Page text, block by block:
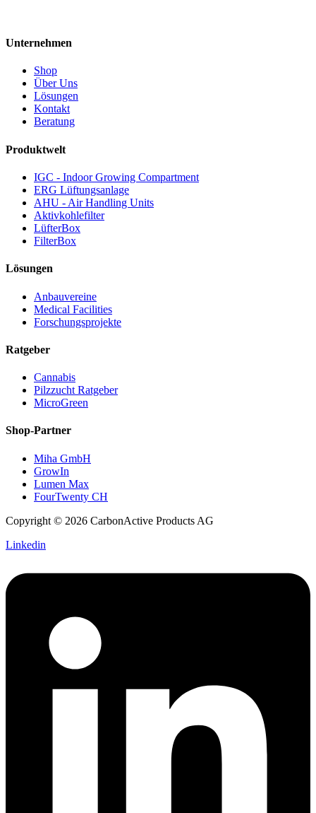
Unternehmen
Shop
Über Uns
Lösungen
Kontakt
Beratung
Produktwelt
IGC - Indoor Growing Compartment
ERG Lüftungsanlage
AHU - Air Handling Units
Aktivkohlefilter
LüfterBox
FilterBox
Lösungen
Anbauvereine
Medical Facilities
Forschungsprojekte
Ratgeber
Cannabis
Pilzzucht Ratgeber
MicroGreen
Shop-Partner
Miha GmbH
GrowIn
Lumen Max
FourTwenty CH
Copyright © 2026 CarbonActive Products AG
Linkedin